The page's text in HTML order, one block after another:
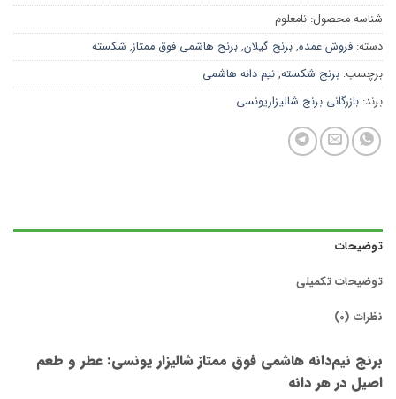
شناسه محصول: نامعلوم
دسته: فروش عمده, برنج گیلان, برنج هاشمی فوق ممتاز, شکسته
برچسب: برنج شکسته, نیم دانه هاشمی
برند: بازرگانی برنج شالیزاریونسی
توضیحات
توضیحات تکمیلی
نظرات (0)
برنج نیم‌دانه هاشمی فوق ممتاز شالیزار یونسی: عطر و طعم
اصیل در هر دانه